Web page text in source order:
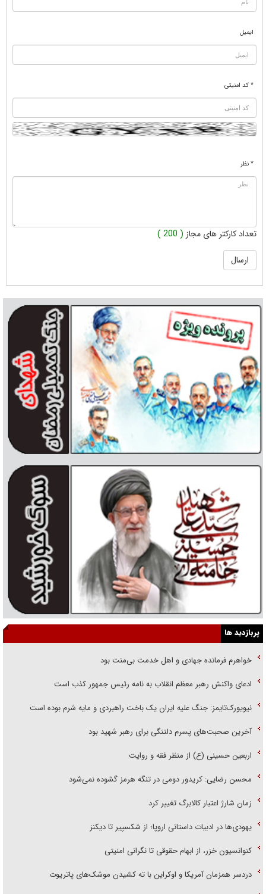
ایمیل
* کد امنیتی
* نظر
تعداد کارکتر های مجاز ( 200 )
پربازدید ها
خواهرم فرمانده جهادی و اهل خدمت بی‌منت بود
ادعای واکنش رهبر معظم انقلاب به نامه رئیس جمهور کذب است
نیویورک‌تایمز: جنگ علیه ایران یک باخت راهبردی و مایه شرم بوده است
آخرین صحبت‌های پسرم دلتنگی برای رهبر شهید بود
اربعین حسینی (ع) از منظر فقه و روایت
محسن رضایی: کریدور دومی در تنگه هرمز گشوده نمی‌شود
زمان شارژ اعتبار کالابرگ تغییر کرد
یهودی‌ها در ادبیات داستانی اروپا؛ از شکسپیر تا دیکنز
کنوانسیون خزر، از ابهام حقوقی تا نگرانی امنیتی
دردسر همزمان آمریکا و اوکراین با ته کشیدن موشک‌های پاتریوت